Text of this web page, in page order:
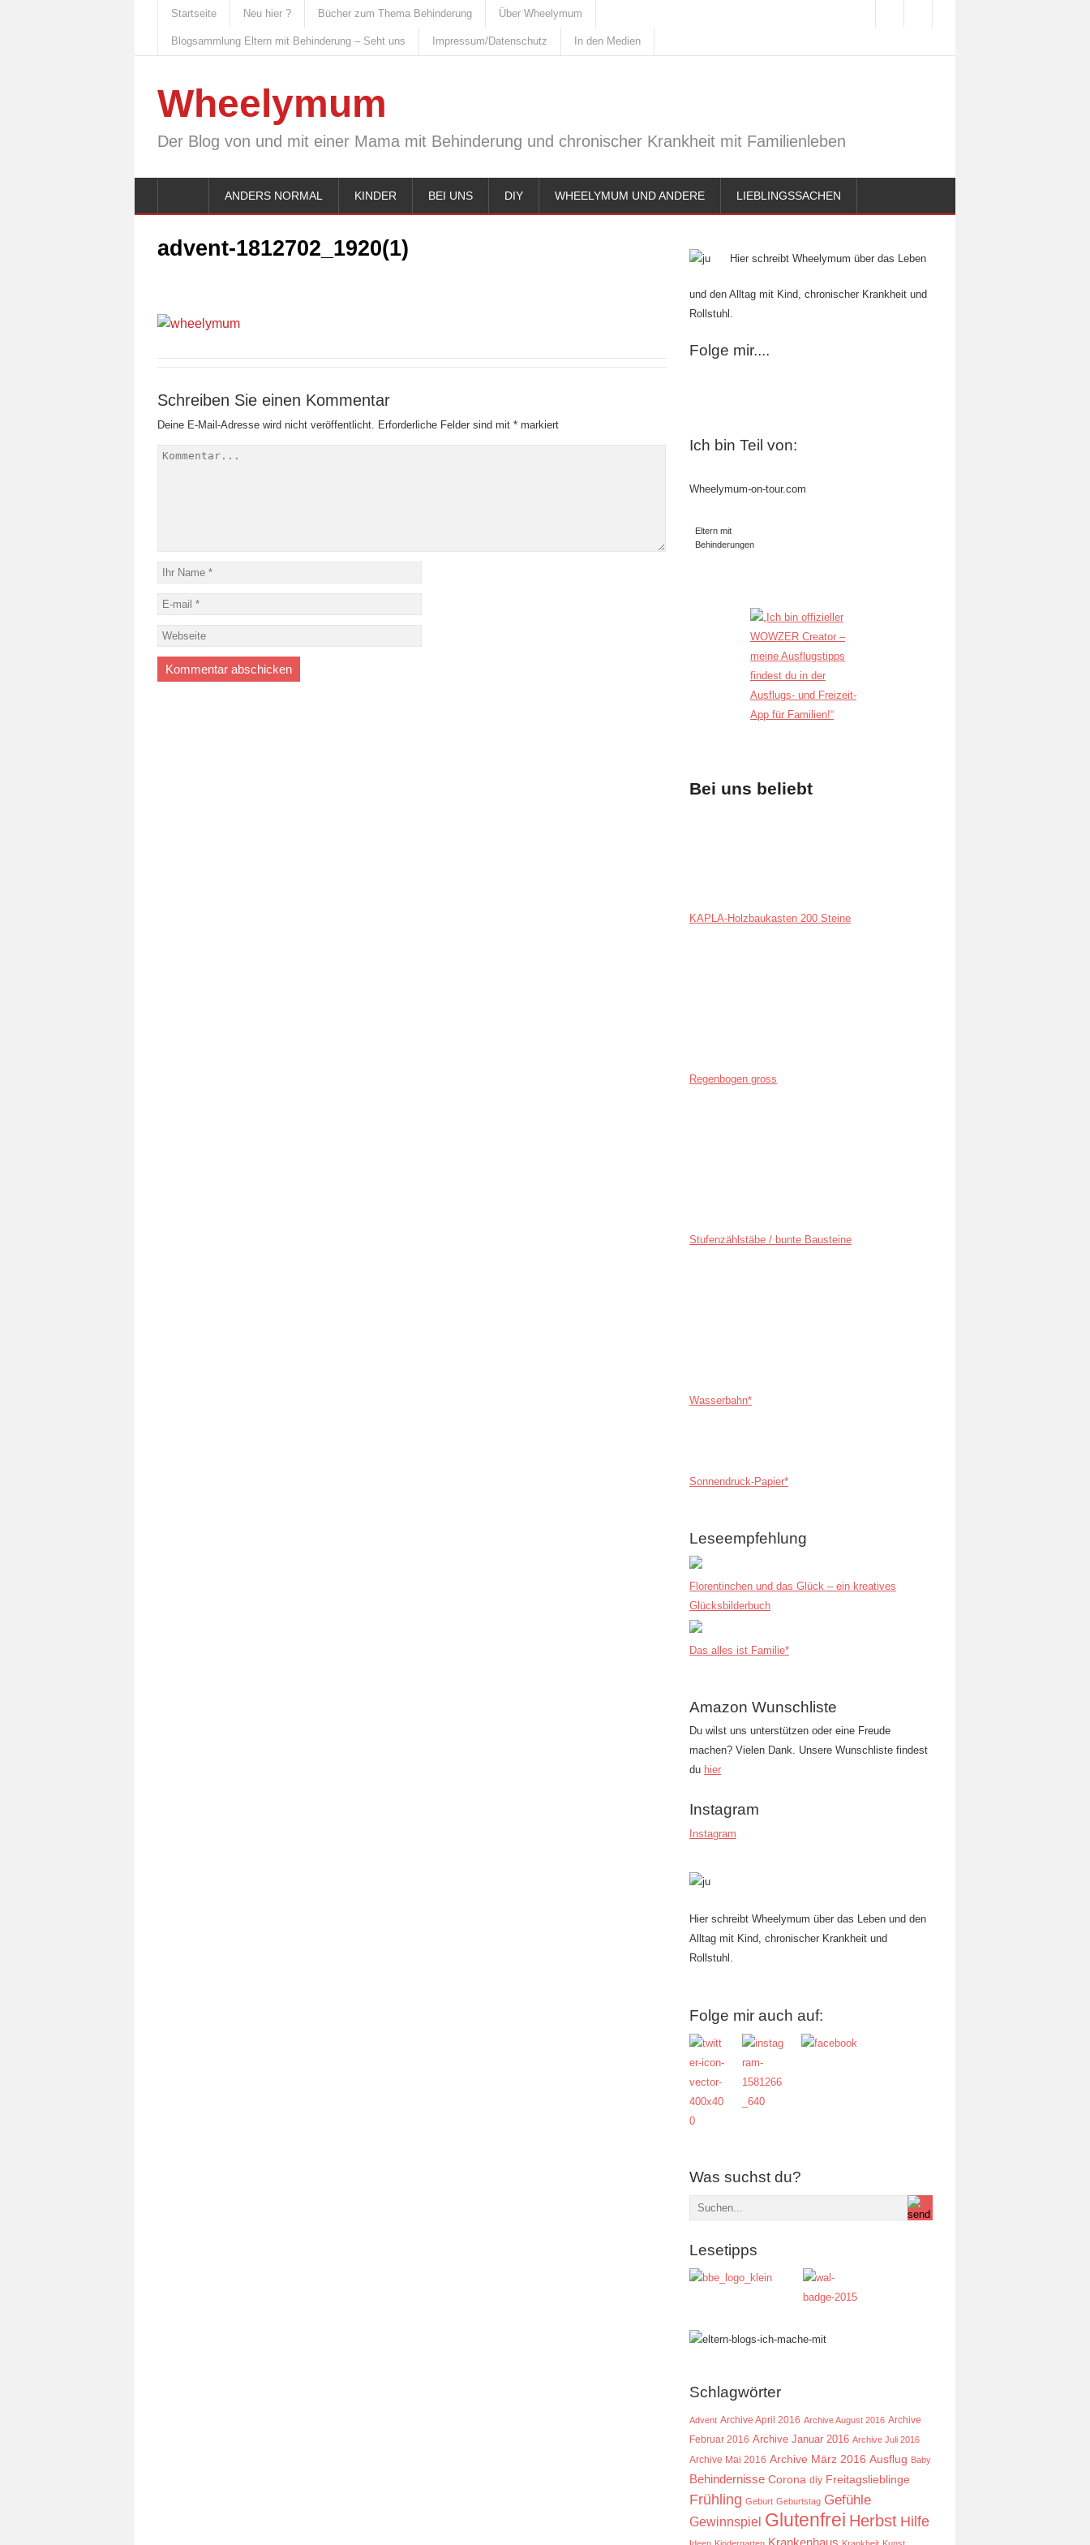
Startseite Neu hier ? Bücher zum Thema Behinderung Über Wheelymum
Blogsammlung Eltern mit Behinderung – Seht uns Impressum/Datenschutz In den Medien
Wheelymum
Der Blog von und mit einer Mama mit Behinderung und chronischer Krankheit mit Familienleben
ANDERS NORMAL KINDER BEI UNS DIY WHEELYMUM UND ANDERE LIEBLINGSSACHEN
advent-1812702_1920(1)
Schreiben Sie einen Kommentar
Deine E-Mail-Adresse wird nicht veröffentlicht. Erforderliche Felder sind mit * markiert
Hier schreibt Wheelymum über das Leben
und den Alltag mit Kind, chronischer Krankheit und
Rollstuhl.
Folge mir....
Ich bin Teil von:
Wheelymum-on-tour.com
Eltern mit
Behinderungen
Bei uns beliebt
KAPLA-Holzbaukasten 200 Steine
Regenbogen gross
Stufenzählstäbe / bunte Bausteine
Wasserbahn*
Sonnendruck-Papier*
Leseempfehlung
Florentinchen und das Glück – ein kreatives
Glücksbilderbuch
Das alles ist Familie*
Amazon Wunschliste
Du wilst uns unterstützen oder eine Freude
machen? Vielen Dank. Unsere Wunschliste findest
du hier
Instagram
Instagram
Hier schreibt Wheelymum über das Leben und den
Alltag mit Kind, chronischer Krankheit und
Rollstuhl.
Folge mir auch auf:
Was suchst du?
Lesetipps
Schlagwörter
Advent Archive April 2016 Archive August 2016 Archive
Februar 2016 Archive Januar 2016 Archive Juli 2016
Archive Mai 2016 Archive März 2016 Ausflug Baby
Behindernisse Corona diy Freitagslieblinge
Frühling Geburt Geburtstag Gefühle
Gewinnspiel Glutenfrei Herbst Hilfe
Krankenhaus